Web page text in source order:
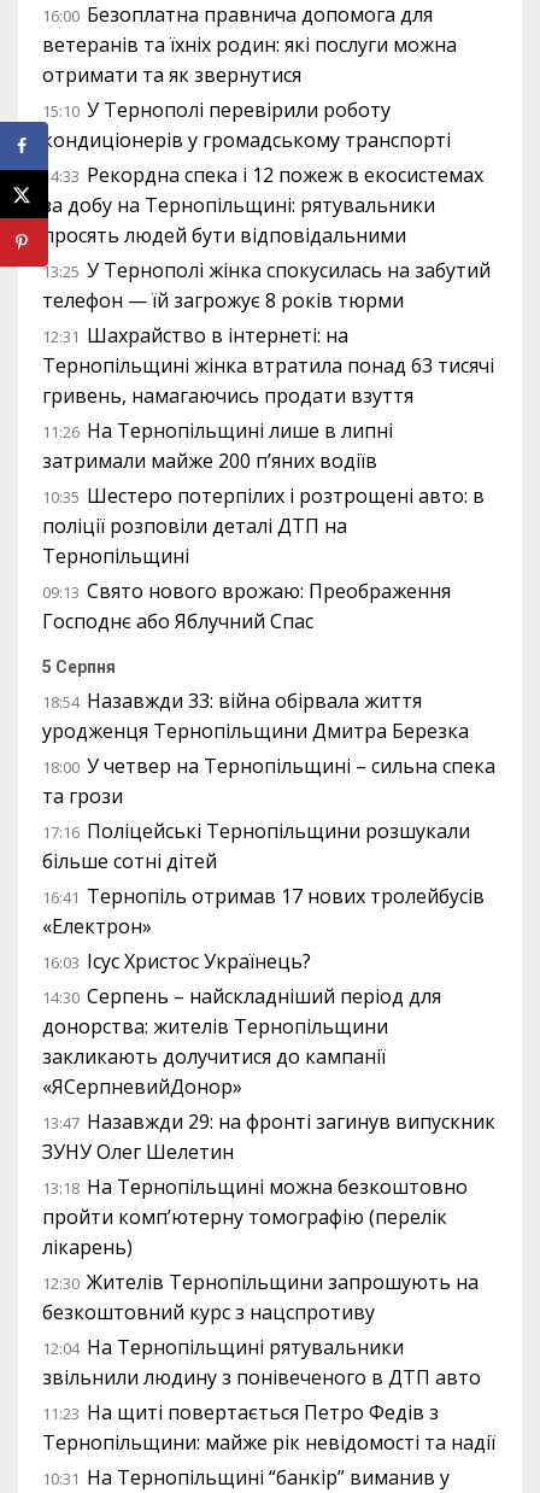
16:00 Безоплатна правнича допомога для
ветеранів та їхніх родин: які послуги можна
отримати та як звернутися
15:10 У Тернополі перевірили роботу
кондиціонерів у громадському транспорті
14:33 Рекордна спека і 12 пожеж в екосистемах
за добу на Тернопільщині: рятувальники
просять людей бути відповідальними
13:25 У Тернополі жінка спокусилась на забутий
телефон — їй загрожує 8 років тюрми
12:31 Шахрайство в інтернеті: на
Тернопільщині жінка втратила понад 63 тисячі
гривень, намагаючись продати взуття
11:26 На Тернопільщині лише в липні
затримали майже 200 п’яних водіїв
10:35 Шестеро потерпілих і розтрощені авто: в
поліції розповіли деталі ДТП на
Тернопільщині
09:13 Свято нового врожаю: Преображення
Господнє або Яблучний Спас
5 Серпня
18:54 Назавжди 33: війна обірвала життя
уродженця Тернопільщини Дмитра Березка
18:00 У четвер на Тернопільщині – сильна спека
та грози
17:16 Поліцейські Тернопільщини розшукали
більше сотні дітей
16:41 Тернопіль отримав 17 нових тролейбусів
«Електрон»
16:03 Ісус Христос Українець?
14:30 Серпень – найскладніший період для
донорства: жителів Тернопільщини
закликають долучитися до кампанії
«ЯСерпневийДонор»
13:47 Назавжди 29: на фронті загинув випускник
ЗУНУ Олег Шелетин
13:18 На Тернопільщині можна безкоштовно
пройти комп’ютерну томографію (перелік
лікарень)
12:30 Жителів Тернопільщини запрошують на
безкоштовний курс з нацспротиву
12:04 На Тернопільщині рятувальники
звільнили людину з понівеченого в ДТП авто
11:23 На щиті повертається Петро Федів з
Тернопільщини: майже рік невідомості та надії
10:31 На Тернопільщині “банкір” виманив у